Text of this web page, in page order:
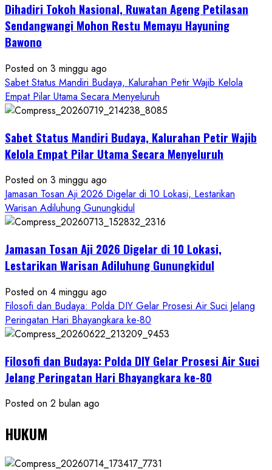
Carnival
2026:
dan
Budaya
dalam
Semangat
Masyarakat
Dihadiri Tokoh Nasional, Ruwatan Ageng Petilasan
Sendangwangi Mohon Restu Memayu Hayuning
Bawono
Posted on 3 minggu ago
Sabet Status Mandiri Budaya, Kalurahan Petir Wajib Kelola
Empat Pilar Utama Secara Menyeluruh
Sabet Status Mandiri Budaya, Kalurahan Petir Wajib
Kelola Empat Pilar Utama Secara Menyeluruh
Posted on 3 minggu ago
Jamasan Tosan Aji 2026 Digelar di 10 Lokasi, Lestarikan
Warisan Adiluhung Gunungkidul
Jamasan Tosan Aji 2026 Digelar di 10 Lokasi,
Lestarikan Warisan Adiluhung Gunungkidul
Posted on 4 minggu ago
Filosofi dan Budaya: Polda DIY Gelar Prosesi Air Suci Jelang
Peringatan Hari Bhayangkara ke-80
Filosofi dan Budaya: Polda DIY Gelar Prosesi Air Suci
Jelang Peringatan Hari Bhayangkara ke-80
Posted on 2 bulan ago
HUKUM